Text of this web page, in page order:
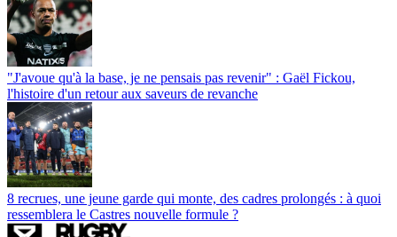
"J'avoue qu'à la base, je ne pensais pas revenir" : Gaël Fickou,
l'histoire d'un retour aux saveurs de revanche
8 recrues, une jeune garde qui monte, des cadres prolongés : à quoi
ressemblera le Castres nouvelle formule ?